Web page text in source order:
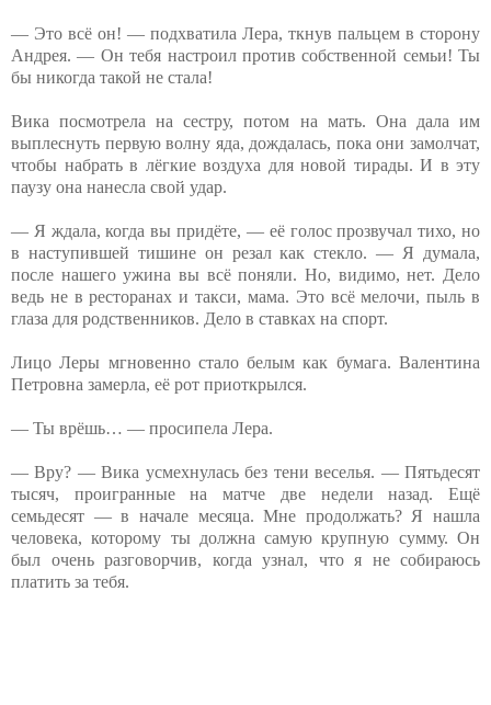
— Это всё он! — подхватила Лера, ткнув пальцем в сторону
Андрея. — Он тебя настроил против собственной семьи! Ты
бы никогда такой не стала!
Вика посмотрела на сестру, потом на мать. Она дала им
выплеснуть первую волну яда, дождалась, пока они замолчат,
чтобы набрать в лёгкие воздуха для новой тирады. И в эту
паузу она нанесла свой удар.
— Я ждала, когда вы придёте, — её голос прозвучал тихо, но
в наступившей тишине он резал как стекло. — Я думала,
после нашего ужина вы всё поняли. Но, видимо, нет. Дело
ведь не в ресторанах и такси, мама. Это всё мелочи, пыль в
глаза для родственников. Дело в ставках на спорт.
Лицо Леры мгновенно стало белым как бумага. Валентина
Петровна замерла, её рот приоткрылся.
— Ты врёшь… — просипела Лера.
— Вру? — Вика усмехнулась без тени веселья. — Пятьдесят
тысяч, проигранные на матче две недели назад. Ещё
семьдесят — в начале месяца. Мне продолжать? Я нашла
человека, которому ты должна самую крупную сумму. Он
был очень разговорчив, когда узнал, что я не собираюсь
платить за тебя.